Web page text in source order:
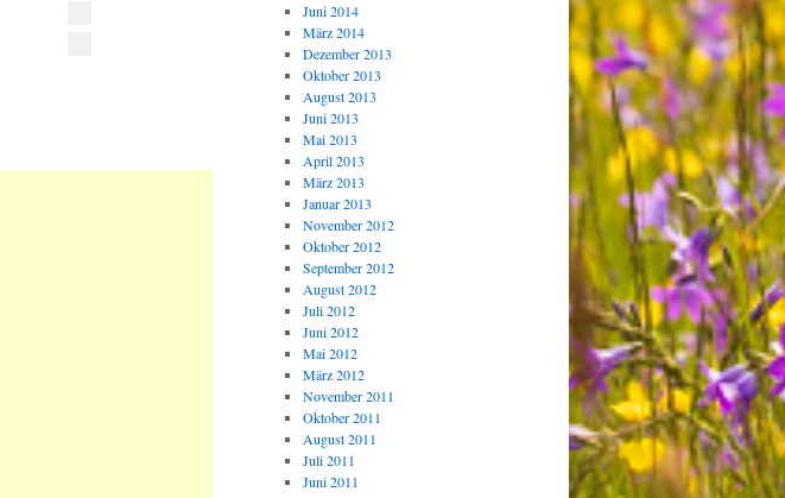
Juni 2014
März 2014
Dezember 2013
Oktober 2013
August 2013
Juni 2013
Mai 2013
April 2013
März 2013
Januar 2013
November 2012
Oktober 2012
September 2012
August 2012
Juli 2012
Juni 2012
Mai 2012
März 2012
November 2011
Oktober 2011
August 2011
Juli 2011
Juni 2011